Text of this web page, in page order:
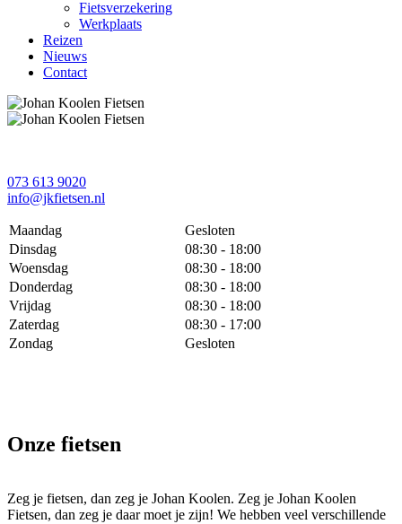
Fietsverzekering
Werkplaats
Reizen
Nieuws
Contact
073 613 9020
info@jkfietsen.nl
Maandag
Gesloten
Dinsdag
08:30 - 18:00
Woensdag
08:30 - 18:00
Donderdag
08:30 - 18:00
Vrijdag
08:30 - 18:00
Zaterdag
08:30 - 17:00
Zondag
Gesloten
Onze fietsen
Zeg je fietsen, dan zeg je Johan Koolen. Zeg je Johan Koolen
Fietsen, dan zeg je daar moet je zijn! We hebben veel verschillende